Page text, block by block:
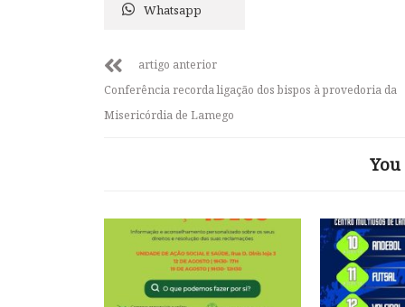
Whatsapp
artigo anterior
Conferência recorda ligação dos bispos à provedoria da
Misericórdia de Lamego